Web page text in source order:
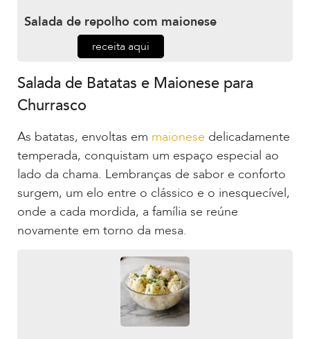
Salada de repolho com maionese
receita aqui
Salada de Batatas e Maionese para
Churrasco
As batatas, envoltas em maionese delicadamente
temperada, conquistam um espaço especial ao
lado da chama. Lembranças de sabor e conforto
surgem, um elo entre o clássico e o inesquecível,
onde a cada mordida, a família se reúne
novamente em torno da mesa.